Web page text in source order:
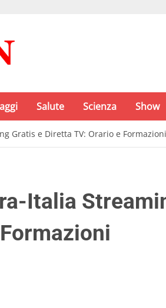
Salute Scienza Show
Gratis e Diretta TV: Orario e Formazioni
Italia